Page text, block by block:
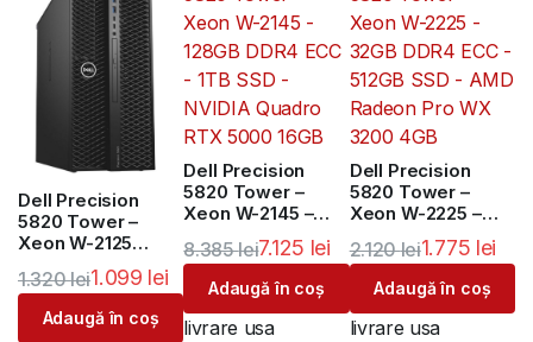
Dell Precision
5820 Tower –
Xeon W-2125
P400 2GB
1.320lei1.099 lei
Adaugă în coș
Dell Precision
5820 Tower –
Xeon W-2145 –
128GB DDR4 ECC –
1TB SSD – NVIDIA
Quadro RTX 5000
16GB
8.385lei7.125 lei
Adaugă în coș
livrare usa
Dell Precision
5820 Tower –
Xeon W-2225 –
32GB DDR4 ECC –
512GB SSD – AMD
Radeon Pro WX
3200 4GB
2.120lei1.775 lei
Adaugă în coș
livrare usa